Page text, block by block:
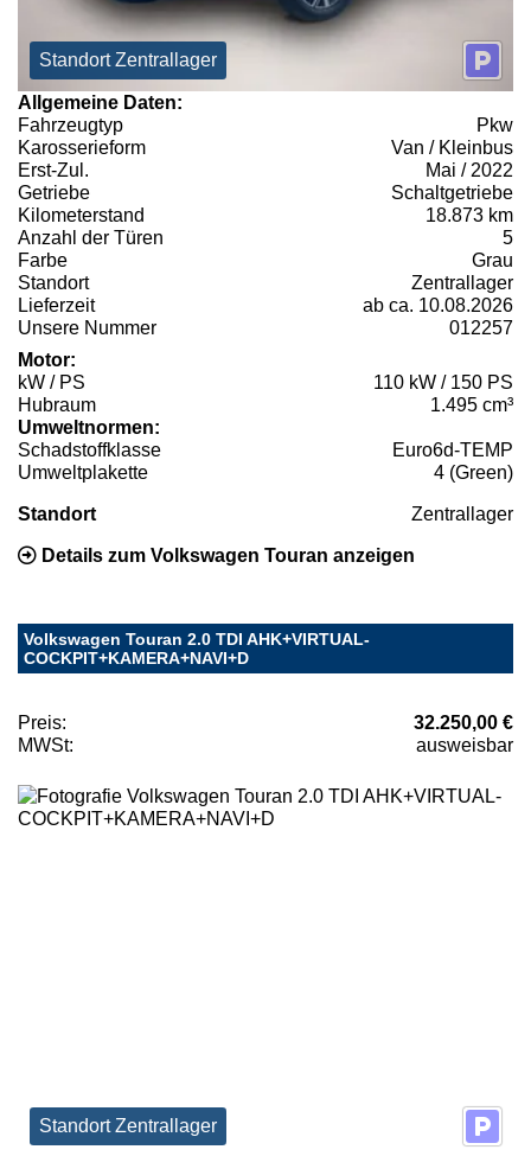
Standort Zentrallager
Allgemeine Daten:
Fahrzeugtyp
Pkw
Karosserieform
Van / Kleinbus
Erst-Zul.
Mai / 2022
Getriebe
Schaltgetriebe
Kilometerstand
18.873 km
Anzahl der Türen
5
Farbe
Grau
Standort
Zentrallager
Lieferzeit
ab ca. 10.08.2026
Unsere Nummer
012257
Motor:
kW / PS
110 kW / 150 PS
Hubraum
1.495 cm³
Umweltnormen:
Schadstoffklasse
Euro6d-TEMP
Umweltplakette
4 (Green)
Standort Zentrallager
Details zum Volkswagen Touran anzeigen
Volkswagen Touran 2.0 TDI AHK+VIRTUAL-
COCKPIT+KAMERA+NAVI+D
Preis:
32.250,00 €
MWSt:
ausweisbar
Standort Zentrallager